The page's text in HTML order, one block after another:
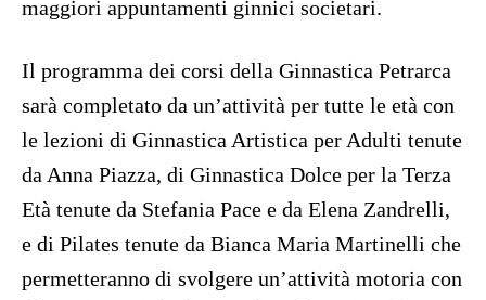
maggiori appuntamenti ginnici societari.
Il programma dei corsi della Ginnastica Petrarca
sarà completato da un’attività per tutte le età con
le lezioni di Ginnastica Artistica per Adulti tenute
da Anna Piazza, di Ginnastica Dolce per la Terza
Età tenute da Stefania Pace e da Elena Zandrelli,
e di Pilates tenute da Bianca Maria Martinelli che
permetteranno di svolgere un’attività motoria con